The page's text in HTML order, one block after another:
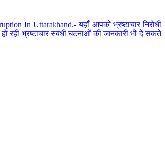
In Uttarakhand.- यहाँ आपको भ्रष्टाचार निरोधी
रही भ्रष्टाचार संबंधी घटनाओं की जानकारी भी दे सकते